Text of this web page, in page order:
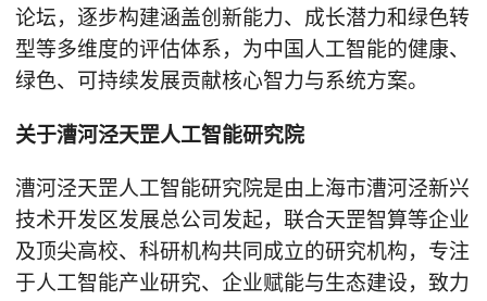
论坛，逐步构建涵盖创新能力、成长潜力和绿色转
型等多维度的评估体系，为中国人工智能的健康、
绿色、可持续发展贡献核心智力与系统方案。
关于漕河泾天罡人工智能研究院
漕河泾天罡人工智能研究院是由上海市漕河泾新兴
技术开发区发展总公司发起，联合天罡智算等企业
及顶尖高校、科研机构共同成立的研究机构，专注
于人工智能产业研究、企业赋能与生态建设，致力